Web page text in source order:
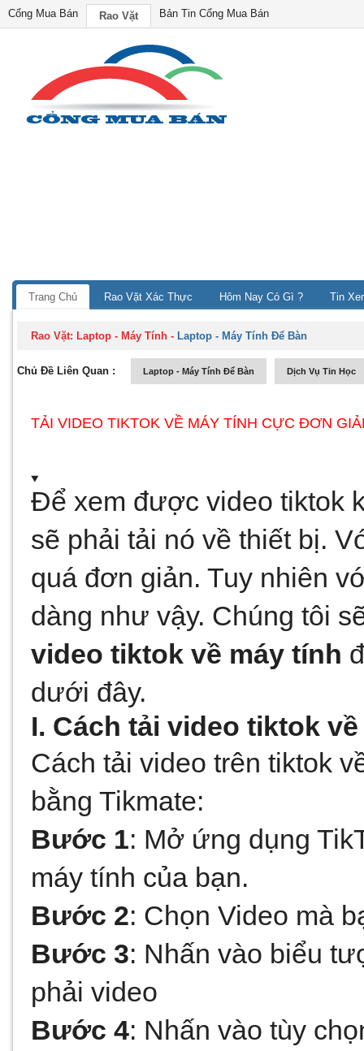
Cổng Mua Bán Rao Vặt Bản Tin Cổng Mua Bán
Trang Chủ Rao Vặt Xác Thực Hôm Nay Có Gì ? Tin
Rao Vặt: Laptop - Máy Tính - Laptop - Máy Tính Để Bàn
Chủ Đề Liên Quan : Laptop - Máy Tính Để Bàn Dịch Vụ Tin Học
TẢI VIDEO TIKTOK VỀ MÁY TÍNH CỰC ĐƠN
Để xem được video tiktok
sẽ phải tải nó về thiết bị.
quá đơn giản. Tuy nhiên
dàng như vậy. Chúng tôi
video tiktok về máy tính
dưới đây.
I. Cách tải video tiktok
Cách tải video trên tiktok
bằng Tikmate:
Bước 1: Mở ứng dụng
máy tính của bạn.
Bước 2: Chọn Video mà
Bước 3: Nhấn vào biểu
phải video
Bước 4: Nhấn vào tùy